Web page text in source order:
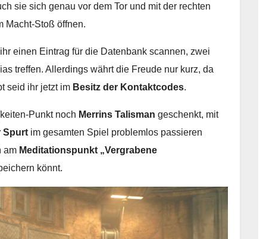
sie sich genau vor dem Tor und mit der rechten
Macht-Stoß öffnen.
einen Eintrag für die Datenbank scannen, zwei
treffen. Allerdings währt die Freude nur kurz, da
seid ihr jetzt im Besitz der Kontaktcodes.
Punkt noch Merrins Talisman geschenkt, mit
Spurt im gesamten Spiel problemlos passieren
am Meditationspunkt „Vergrabene
könnt.